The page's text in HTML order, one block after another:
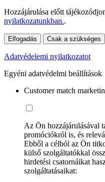
Hozzájárulása előtt
nyilatkozatunkban..
Elfogadás Csak a szükséges
Adatvédelemi nyilatkozatot
Egyéni adatvédelmi beállítások
Customer match
Az Ön hozzájárulásával
promóciókról is, és
Ebből a célból az Ön
külső szolgáltatókkal
hirdetési csatornáikat
szolgáltatásaikat: